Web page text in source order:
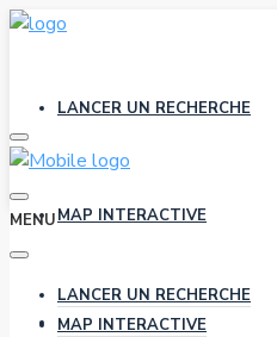
LANCER UN RECHERCHE
MAP INTERACTIVE
AGENCES
MENU
LANCER UN RECHERCHE
MAP INTERACTIVE